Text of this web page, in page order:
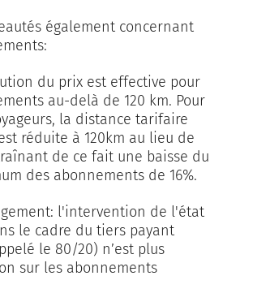
également concernant
du prix est effective pour
au-delà de 120 km. Pour
la distance tarifaire
réduite à 120km au lieu de
de ce fait une baisse du
des abonnements de 16%.
l'intervention de l'état
le cadre du tiers payant
le 80/20) n’est plus
sur les abonnements